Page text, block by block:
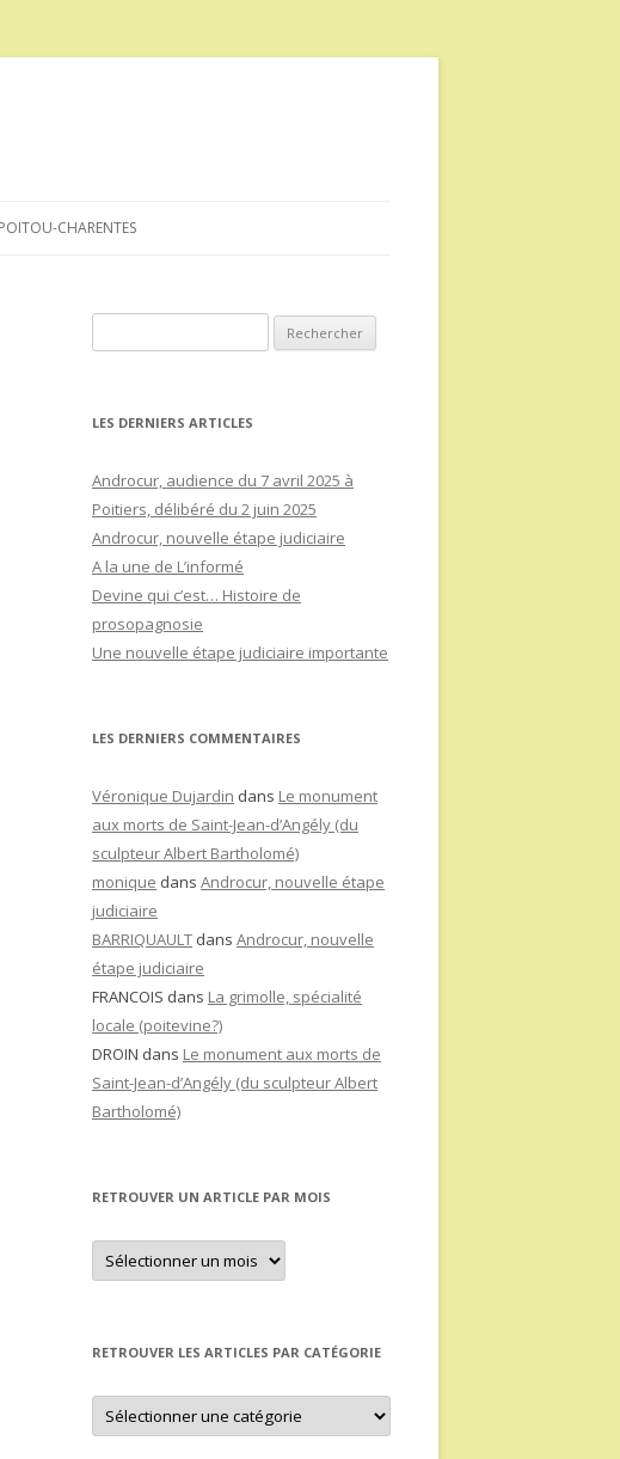
CHARENTES
LES DERNIERS ARTICLES
Androcur, audience du 7 avril 2025 à
Poitiers, délibéré du 2 juin 2025
Androcur, nouvelle étape judiciaire
A la une de L’informé
Devine qui c’est… Histoire de
prosopagnosie
Une nouvelle étape judiciaire importante
LES DERNIERS COMMENTAIRES
Véronique Dujardin dans Le monument
aux morts de Saint-Jean-d’Angély (du
sculpteur Albert Bartholomé)
monique dans Androcur, nouvelle étape
judiciaire
BARRIQUAULT dans Androcur, nouvelle
étape judiciaire
FRANCOIS dans La grimolle, spécialité
locale (poitevine?)
DROIN dans Le monument aux morts de
Saint-Jean-d’Angély (du sculpteur Albert
Bartholomé)
RETROUVER UN ARTICLE PAR MOIS
Retrouver
un
article
RETROUVER LES ARTICLES PAR CATÉGORIE
Retrouver
les
articles